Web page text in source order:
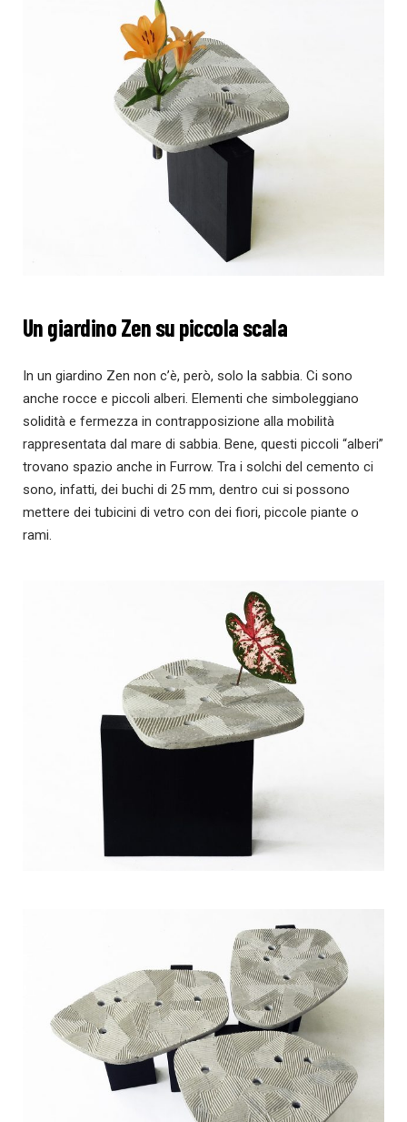
Un giardino Zen su piccola scala
In un giardino Zen non c’è, però, solo la sabbia. Ci sono
anche rocce e piccoli alberi. Elementi che simboleggiano
solidità e fermezza in contrapposizione alla mobilità
rappresentata dal mare di sabbia. Bene, questi piccoli “alberi”
trovano spazio anche in Furrow. Tra i solchi del cemento ci
sono, infatti, dei buchi di 25 mm, dentro cui si possono
mettere dei tubicini di vetro con dei fiori, piccole piante o
rami.